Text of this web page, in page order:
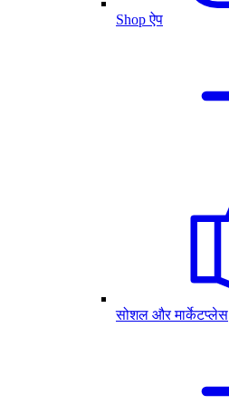
Shop ऐप
सोशल और मार्केटप्लेस